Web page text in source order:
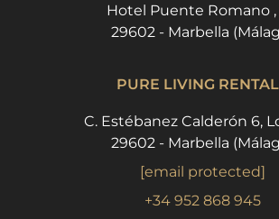
Hotel Puente Romano ,
29602 - Marbella
PURE LIVING
C. Estébanez Calderón 6,
29602 - Marbella
[email protected]
+34 952 868 945